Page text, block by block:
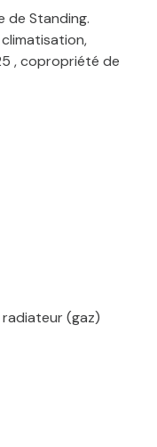
de Standing.
, copropriété de
(gaz)